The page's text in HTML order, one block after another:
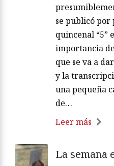
se publicó
quincenal “5”
importancia
que se va a
y la
una pequeña
de…
Leer más
La semana